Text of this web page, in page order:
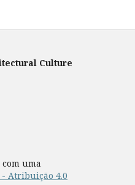
Culture
uma
Atribuição 4.0